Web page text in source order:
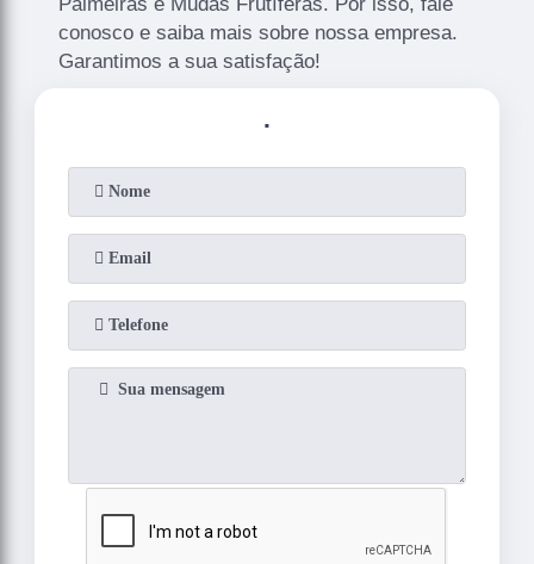
conosco e saiba mais sobre nossa empresa.
Garantimos a sua satisfação!
.